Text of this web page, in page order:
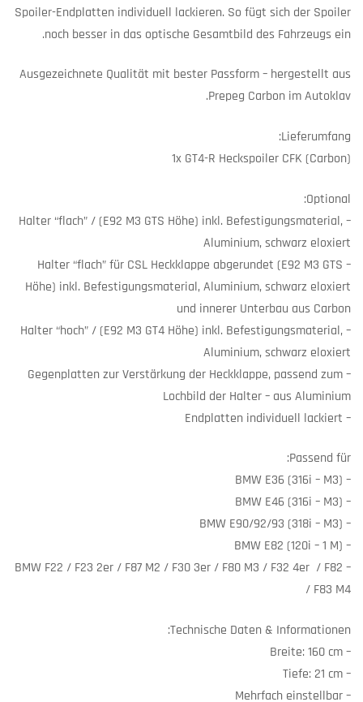
Spoiler-Endplatten individuell lackieren. So fügt sich der Spoiler
noch besser in das optische Gesamtbild des Fahrzeugs ein.
Ausgezeichnete Qualität mit bester Passform – hergestellt aus
Prepeg Carbon im Autoklav.
Lieferumfang:
1x GT4-R Heckspoiler CFK (Carbon)
Optional:
– Halter “flach” / (E92 M3 GTS Höhe) inkl. Befestigungsmaterial,
Aluminium, schwarz eloxiert
– Halter “flach” für CSL Heckklappe abgerundet (E92 M3 GTS
Höhe) inkl. Befestigungsmaterial, Aluminium, schwarz eloxiert
und innerer Unterbau aus Carbon
– Halter “hoch” / (E92 M3 GT4 Höhe) inkl. Befestigungsmaterial,
Aluminium, schwarz eloxiert
– Gegenplatten zur Verstärkung der Heckklappe, passend zum
Lochbild der Halter – aus Aluminium
– Endplatten individuell lackiert
Passend für:
– BMW E36 (316i – M3)
– BMW E46 (316i – M3)
– BMW E90/92/93 (318i – M3)
– BMW E82 (120i – 1 M)
– BMW F22 / F23 2er / F87 M2 / F30 3er / F80 M3 / F32 4er / F82
/ F83 M4
Technische Daten & Informationen:
– Breite: 160 cm
– Tiefe: 21 cm
– Mehrfach einstellbar